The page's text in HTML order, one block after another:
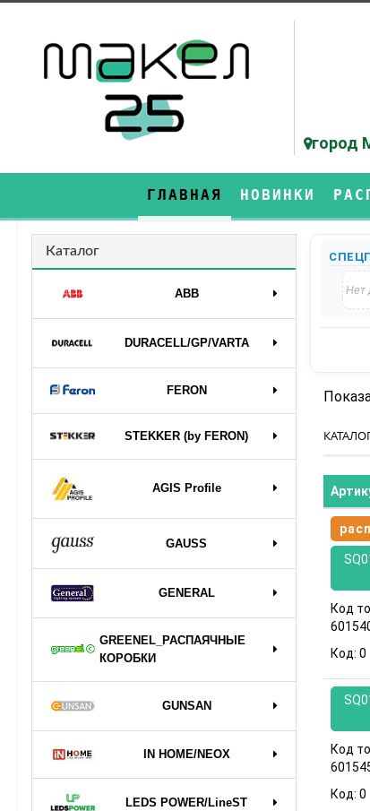
город
ГЛАВНАЯ НОВИНКИ
Каталог
ABB
DURAСELL/GP/VARTA
FERON
STEKKER (by FERON)
AGIS Profile
GAUSS
GENERAL
GREENEL_РАСПАЯЧНЫЕ
КОРОБКИ
GUNSAN
IN HOME/NEOX
LEDS POWER/LineST
Нет
Код
Код: 0
Код
Код: 0